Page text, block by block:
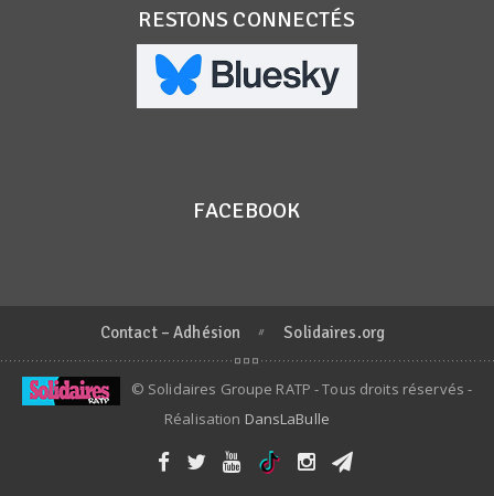
RESTONS CONNECTÉS
FACEBOOK
Contact – Adhésion Solidaires.org
© Solidaires Groupe RATP - Tous droits réservés -
Réalisation DansLaBulle